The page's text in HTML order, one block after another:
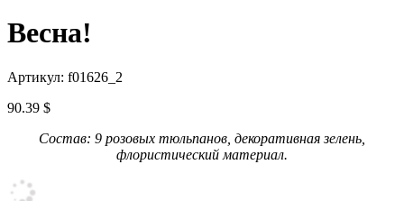
Весна!
Артикул: f01626_2
90.39 $
Состав: 9 розовых тюльпанов, декоративная зелень,
флористический материал.